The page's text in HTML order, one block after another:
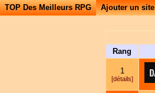
TOP Des Meilleurs RPG Ajouter un site
Rang
1
[détails]